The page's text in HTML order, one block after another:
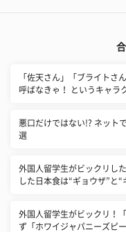
「佐天さん」「ブライトさ
呼ばなきゃ！ というキャラ
悪口だけではない!? ネット
選
外国人留学生がビックリし
した日本食は“ギョウザ”と“
外国人留学生がビックリ！
ず「ホワイジャパニーズピ